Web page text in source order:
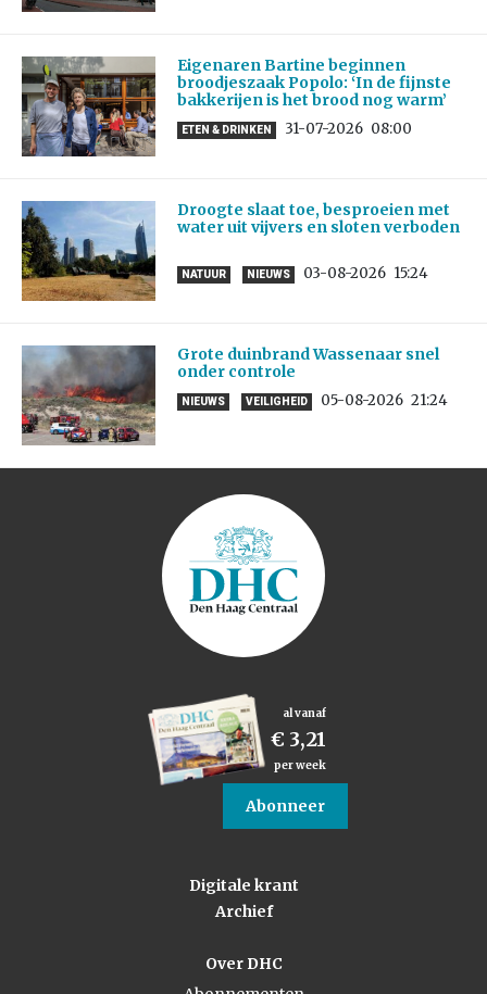
Eigenaren Bartine beginnen
broodjeszaak Popolo: ‘In de fijnste
bakkerijen is het brood nog warm’
ETEN & DRINKEN 31-07-2026 08:00
Droogte slaat toe, besproeien met
water uit vijvers en sloten verboden
NATUUR NIEUWS 03-08-2026 15:24
Grote duinbrand Wassenaar snel
onder controle
NIEUWS VEILIGHEID 05-08-2026 21:24
al vanaf
€ 3,21
per week
Abonneer
Digitale krant
Archief
Over DHC